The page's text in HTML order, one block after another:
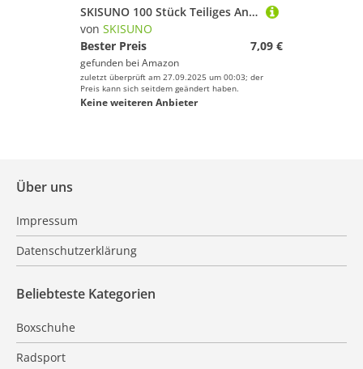
SKISUNO 100 Stück Teiliges Angelzubehör Fischsicherheitsverbinder aus Langlebigem Metall Angelhaken Verbindungselement für Sicheres Befestigen der Angelschnur Praktisches Zubehör für
von SKISUNO
Bester Preis
7,09 €
gefunden bei Amazon
zuletzt überprüft am 27.09.2025 um 00:03; der
Preis kann sich seitdem geändert haben.
Keine weiteren Anbieter
Über uns
Impressum
Datenschutzerklärung
Beliebteste Kategorien
Boxschuhe
Radsport